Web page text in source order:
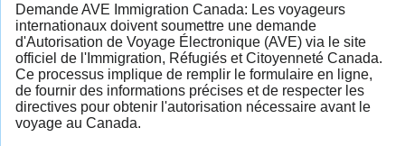
Demande AVE Immigration Canada: Les voyageurs
internationaux doivent soumettre une demande
d'Autorisation de Voyage Électronique (AVE) via le site
officiel de l'Immigration, Réfugiés et Citoyenneté Canada.
Ce processus implique de remplir le formulaire en ligne,
de fournir des informations précises et de respecter les
directives pour obtenir l'autorisation nécessaire avant le
voyage au Canada.